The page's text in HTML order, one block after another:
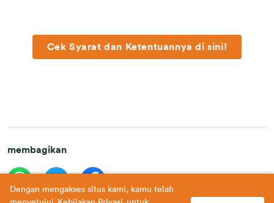
Cek Syarat dan Ketentuannya di sini!
membagikan
Dengan mengakses situs kami, kamu telah